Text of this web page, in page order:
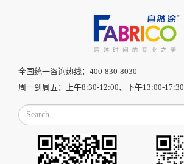
全国统一咨询热线：400-830-8030
周一到周五：上午8:30-12:00、下午13:00-17:30